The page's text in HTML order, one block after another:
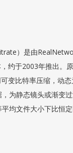
选项。虽然Flash
轻松访问。
）是由
约于2003年推出。
变比特率压缩，动
为静态镜头或渐变
均文件大小下比恒
在2000年代中期在东